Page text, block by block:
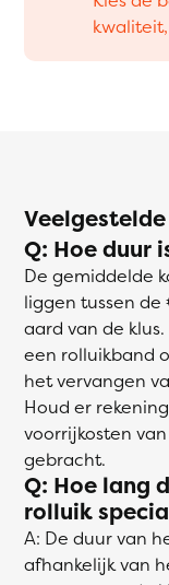
Q: Hoe duur
De gemiddelde
liggen tussen
aard van de
een rolluikband
het vervangen
Houd er
voorrijkosten
gebracht.
Q: Hoe lang
rolluik
A: De duur van
afhankelijk van